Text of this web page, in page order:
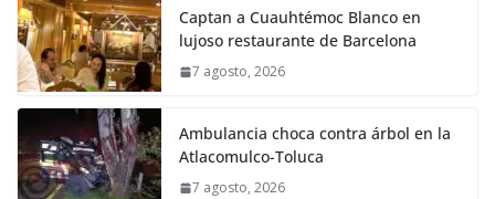
Captan a Cuauhtémoc Blanco en
lujoso restaurante de Barcelona
7 agosto, 2026
Ambulancia choca contra árbol en la
Atlacomulco-Toluca
7 agosto, 2026